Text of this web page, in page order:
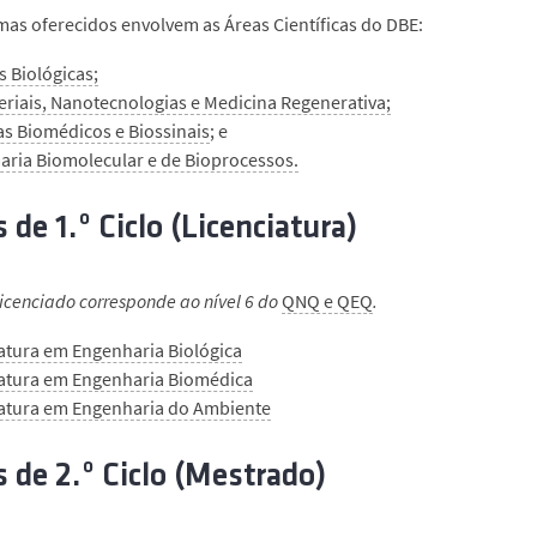
oferecidos envolvem as Áreas Científicas do DBE:
Biológicas;
Nanotecnologias e Medicina Regenerativa;
Biomédicos e Biossinais; e
Biomolecular e de Bioprocessos.
de 1.º Ciclo (Licenciatura)
corresponde ao nível 6 doQNQ e QEQ.
em Engenharia Biológica
em Engenharia Biomédica
em Engenharia do Ambiente
de 2.º Ciclo (Mestrado)